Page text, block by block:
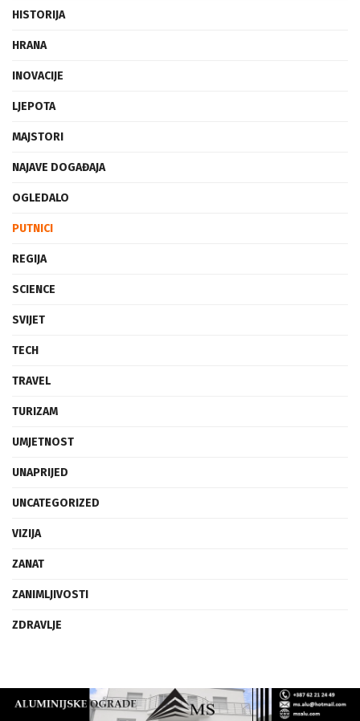
HISTORIJA
HRANA
INOVACIJE
LJEPOTA
MAJSTORI
NAJAVE DOGAĐAJA
OGLEDALO
PUTNICI
REGIJA
SCIENCE
SVIJET
TECH
TRAVEL
TURIZAM
UMJETNOST
UNAPRIJED
UNCATEGORIZED
VIZIJA
ZANAT
ZANIMLJIVOSTI
ZDRAVLJE